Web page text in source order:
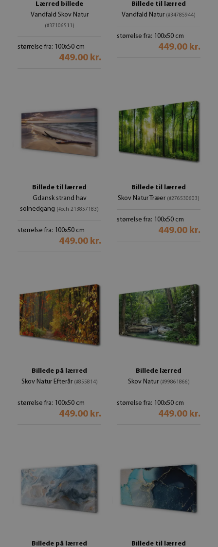
Lærred billede
Vandfald Skov Natur
(#37106511)
størrelse fra: 100x50 cm
449.00 kr.
Billede til lærred
Vandfald Natur (#34785944)
størrelse fra: 100x50 cm
449.00 kr.
Billede til lærred
Gdansk strand hav
solnedgang (#och-213857183)
størrelse fra: 100x50 cm
449.00 kr.
Billede til lærred
Skov Natur Træer (#276530603)
størrelse fra: 100x50 cm
449.00 kr.
Billede på lærred
Skov Natur Efterår (#855814)
størrelse fra: 100x50 cm
449.00 kr.
Billede lærred
Skov Natur (#99861866)
størrelse fra: 100x50 cm
449.00 kr.
Billede på lærred Billede til lærred